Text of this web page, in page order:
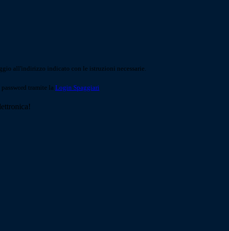
all'indirizzo indicato con le istruzioni necessarie.
tramite la Login Spaggiari